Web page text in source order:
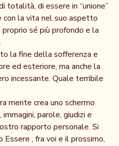
totalità, di essere in “unione”
con la vita nel suo aspetto
sé più profondo e la
la fine della sofferenza e
ed esteriore, ma anche la
incessante. Quale terribile
mente crea uno schermo
parole, giudizi e
rapporto personale. Si
, fra voi e il prossimo,